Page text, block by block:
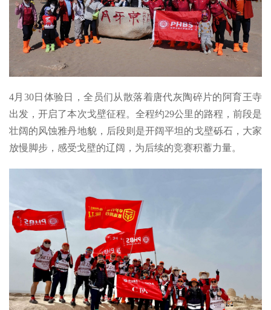
4月30日体验日，全员们从散落着唐代灰陶碎片的阿育王寺
出发，开启了本次戈壁征程。全程约29公里的路程，前段是
壮阔的风蚀雅丹地貌，后段则是开阔平坦的戈壁砾石，大家
放慢脚步，感受戈壁的辽阔，为后续的竞赛积蓄力量。